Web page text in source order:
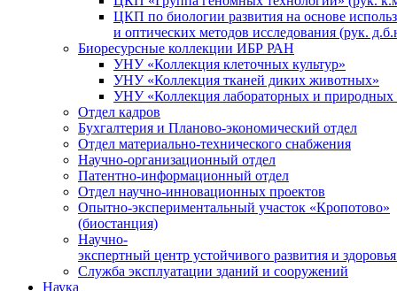
ЦКП по биологии развития на основе
и оптических методов исследования (рук.
Биоресурсные коллекции ИБР РАН
УНУ «Коллекция клеточных культур»
УНУ «Коллекция тканей диких животных»
УНУ «Коллекция лабораторных и природных
Отдел кадров
Бухгалтерия и Планово-экономический отдел
Отдел материально-технического снабжения
Научно-организационный отдел
Патентно-информационный отдел
Отдел научно-инновационных проектов
Опытно-экспериментальный участок «Кропотово»
(биостанция)
Научно-
экспертный центр устойчивого развития и
Служба эксплуатации зданий и сооружений
Наука